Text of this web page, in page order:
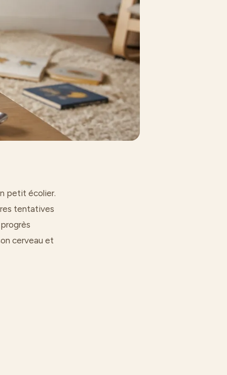
petit écolier.
tentatives
cerveau et